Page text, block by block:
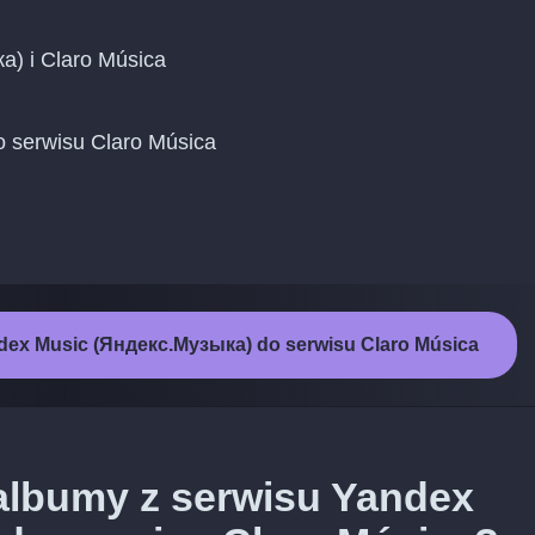
i Claro Música
serwisu Claro Música
Music (Яндекс.Музыка) do serwisu Claro Música
z serwisu Yandex